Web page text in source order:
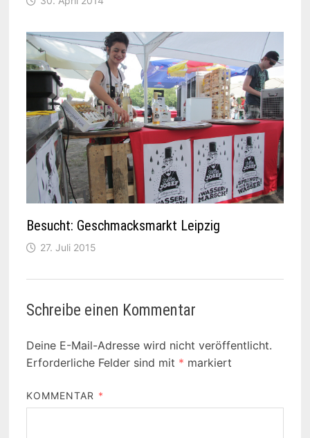
Besucht: Geschmacksmarkt Leipzig
27. Juli 2015
Schreibe einen Kommentar
Deine E-Mail-Adresse wird nicht veröffentlicht.
Erforderliche Felder sind mit * markiert
KOMMENTAR *